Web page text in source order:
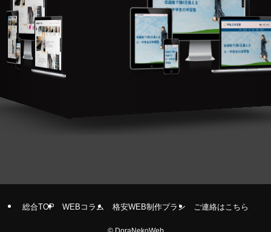
総合TOP WEBコラム 格安WEB制作プラン ご連絡はこちら